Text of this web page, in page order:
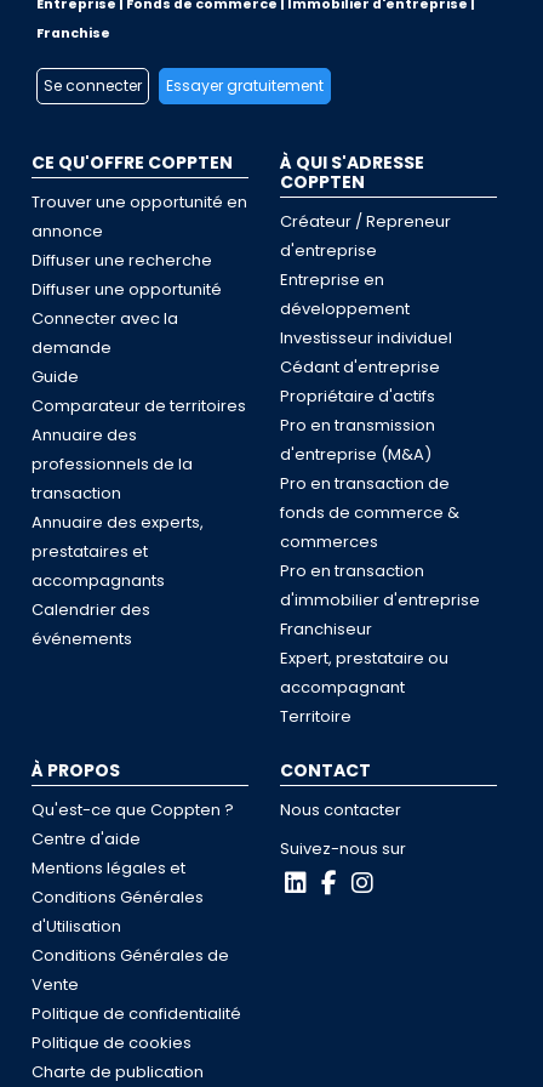
Entreprise | Fonds de commerce | Immobilier d'entreprise |
Franchise
Se connecter Essayer gratuitement
CE QU'OFFRE COPPTEN
Trouver une opportunité en
annonce
Diffuser une recherche
Diffuser une opportunité
Connecter avec la
demande
Guide
Comparateur de territoires
Annuaire des
professionnels de la
transaction
Annuaire des experts,
prestataires et
accompagnants
Calendrier des
événements
À QUI S'ADRESSE
COPPTEN
Créateur / Repreneur
d'entreprise
Entreprise en
développement
Investisseur individuel
Cédant d'entreprise
Propriétaire d'actifs
Pro en transmission
d'entreprise (M&A)
Pro en transaction de
fonds de commerce &
commerces
Pro en transaction
d'immobilier d'entreprise
Franchiseur
Expert, prestataire ou
accompagnant
Territoire
À PROPOS
Qu'est-ce que Coppten ?
Centre d'aide
Mentions légales et
Conditions Générales
d'Utilisation
Conditions Générales de
Vente
Politique de confidentialité
Politique de cookies
Charte de publication
CONTACT
Nous contacter
Suivez-nous sur